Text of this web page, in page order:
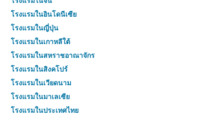
โรงแรมในอินโดนีเซีย
โรงแรมในญี่ปุ่น
โรงแรมในเกาหลีใต้
โรงแรมในสหราชอาณาจักร
โรงแรมในสิงคโปร์
โรงแรมในเวียดนาม
โรงแรมในมาเลเซีย
โรงแรมในประเทศไทย